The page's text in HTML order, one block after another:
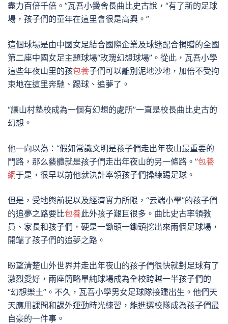
盡力百倍千倍。”瓦吾小黌舍長曲比史古說，“有了新的足球
場，孩子們的童年在這里會很是高興。”
這個球場是由中國女足結合國際企業及球迷配合捐贈的全國
第二座中國女足主題球場“玫瑰幻想球場”。從此，瓦吾小學
這些年夜山里的孩包養子們可以離別泥地沙地，加倍不受拘
束地在這里奔馳、踢球、追夢了。
“讓山村塾校成為一個有幻想的處所”一直是校長曲比史古的
幻想。
他一向以為：“假如常識文明是孩子們走出年夜山最重要的
門路，那么藝體就是孩子們走出年夜山的另一條路。”包養
網于是，很早以前他就決計率領孩子們操練踢足球。
但是，受地輿前提以及經濟實力所限，“云端小學”的孩子們
的追夢之路要比包養此外孩子艱巨很多。曲比史古率領教
員、家長和孩子們，硬是一鋤頭一鋤頭挖出來兩個足球場，
開端了孩子們的追夢之路。
盼望清楚山外世界并走出年夜山的孩子們很快就對足球有了
激烈愛好，兩座簡略單純球場成為全校跨越一半孩子們的
“幻想樂土”。不久，瓦吾小學男女足球隊接踵出生。他們天
天應用課間和課外運動時光練習，能進選校隊成為孩子們最
自豪的一件事。